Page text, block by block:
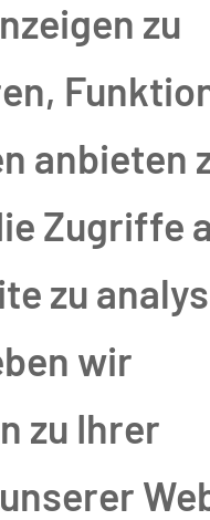
Mit
und
gab
für
zu
anbieten
Zugriffe
zu
wir
zu Ihrer